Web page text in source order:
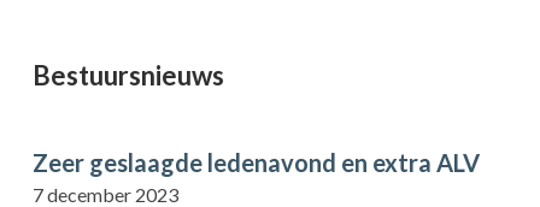
Bestuursnieuws
Zeer geslaagde ledenavond en extra ALV
7 december 2023